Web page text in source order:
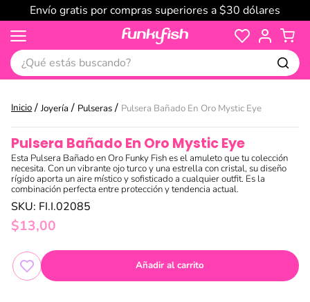
Envío gratis por compras superiores a $30 dólares
¿Qué estás buscando?
Joyería Pulseras Pulsera Bañado En Oro Mystic Eye
Pulsera Bañado En Oro Mystic Eye
Esta Pulsera Bañado en Oro Funky Fish es el amuleto que tu colección
necesita. Con un vibrante ojo turco y una estrella con cristal, su diseño
rígido aporta un aire místico y sofisticado a cualquier outfit. Es la
combinación perfecta entre protección y tendencia actual.
SKU: FI.I.02085
$13,00
Añadir al carrito